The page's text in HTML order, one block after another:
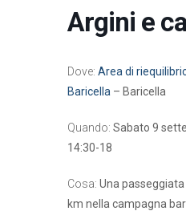
Argini e
Dove: Area di
Baricella – Baricella
Quando: Sabato 9
14:30-18
Cosa: Una
km nella campagna